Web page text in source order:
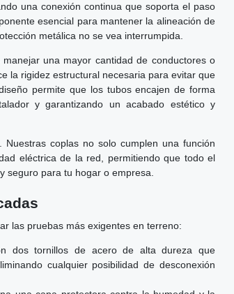
una conexión continua que soporta el paso
esencial para mantener la alineación de
metálica no se vea interrumpida.
una mayor cantidad de conductores o
la rigidez estructural necesaria para evitar que
permite que los tubos encajen de forma
y garantizando un acabado estético y
coplas no solo cumplen una función
eléctrica de la red, permitiendo que todo el
seguro para tu hogar o empresa.
las pruebas más exigentes en terreno:
dos tornillos de acero de alta dureza que
cualquier posibilidad de desconexión